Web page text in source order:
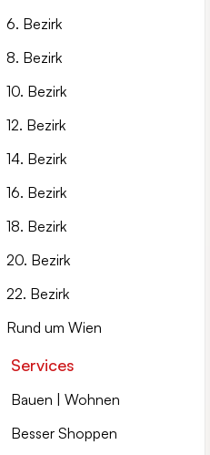
6. Bezirk
8. Bezirk
10. Bezirk
12. Bezirk
14. Bezirk
16. Bezirk
18. Bezirk
20. Bezirk
22. Bezirk
Rund um Wien
Services
Bauen | Wohnen
Besser Shoppen